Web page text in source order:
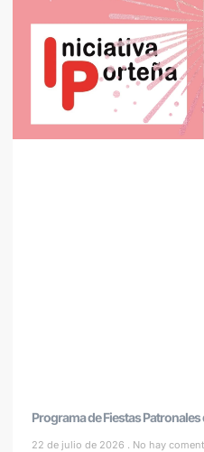
Programa de Fiestas
22 de julio de 2026 No hay